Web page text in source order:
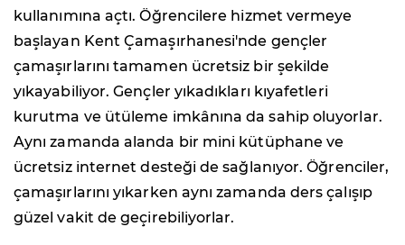
kullanımına açtı. Öğrencilere hizmet vermeye
başlayan Kent Çamaşırhanesi'nde gençler
çamaşırlarını tamamen ücretsiz bir şekilde
yıkayabiliyor. Gençler yıkadıkları kıyafetleri
kurutma ve ütüleme imkânına da sahip oluyorlar.
Aynı zamanda alanda bir mini kütüphane ve
ücretsiz internet desteği de sağlanıyor. Öğrenciler,
çamaşırlarını yıkarken aynı zamanda ders çalışıp
güzel vakit de geçirebiliyorlar.